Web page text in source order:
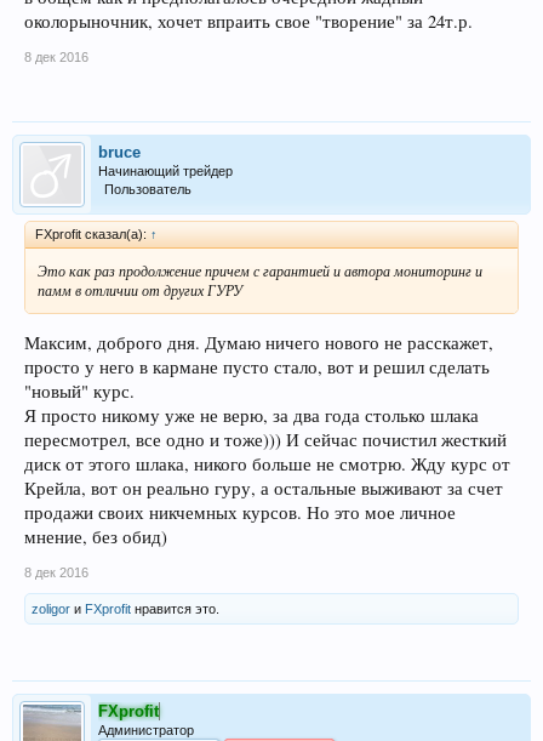
околорыночник, хочет впраить свое "творение" за 24т.р.
8 дек 2016
bruce
Начинающий трейдер
Пользователь
FXprofit сказал(а): ↑
Это как раз продолжение причем с гарантией и автора мониторинг и
памм в отличии от других ГУРУ
Максим, доброго дня. Думаю ничего нового не расскажет,
просто у него в кармане пусто стало, вот и решил сделать
"новый" курс.
Я просто никому уже не верю, за два года столько шлака
пересмотрел, все одно и тоже))) И сейчас почистил жесткий
диск от этого шлака, никого больше не смотрю. Жду курс от
Крейла, вот он реально гуру, а остальные выживают за счет
продажи своих никчемных курсов. Но это мое личное
мнение, без обид)
8 дек 2016
zoligor и FXprofit нравится это.
FXprofit
Администратор